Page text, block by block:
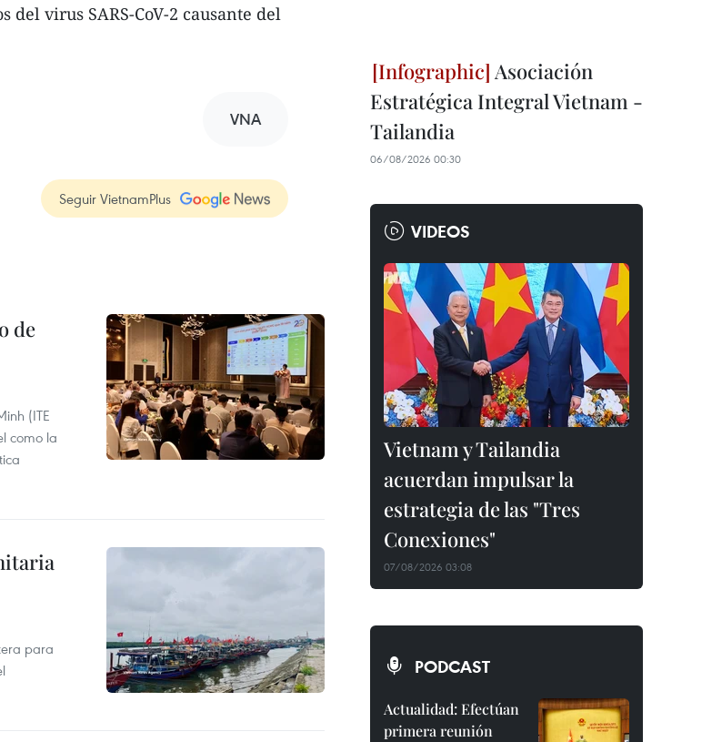
virus SARS-CoV-2 causante del
VNA
Seguir VietnamPlus
de
(ITE
como la
para
Asociación
Estratégica Integral Vietnam -
Tailandia
06/08/2026 00:30
VIDEOS
Vietnam y Tailandia
acuerdan impulsar la
estrategia de las "Tres
Conexiones"
07/08/2026 03:08
PODCAST
Actualidad: Efectúan
primera reunión